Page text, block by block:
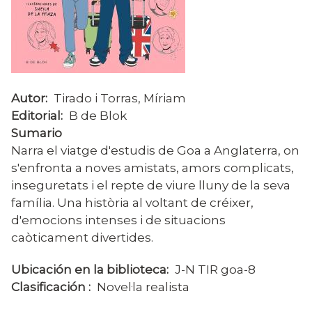
Autor
Tirado i Torras, Míriam
Editorial
B de Blok
Sumario
Narra el viatge d'estudis de Goa a Anglaterra, on
s'enfronta a noves amistats, amors complicats,
inseguretats i el repte de viure lluny de la seva
família. Una història al voltant de créixer,
d'emocions intenses i de situacions
caòticament divertides.
Ubicación en la biblioteca
J-N TIR goa-8
Clasificación
Novel·la realista